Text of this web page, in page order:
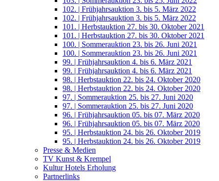
102. | Frühjahrsauktion 3. bis 5. März 2022
102. | Frühjahrsauktion 3. bis 5. März 2022
101. | Herbstauktion 27. bis 30. Oktober 2021
101. | Herbstauktion 27. bis 30. Oktober 2021
100. | Sommerauktion 23. bis 26. Juni 2021
100. | Sommerauktion 23. bis 26. Juni 2021
99. | Frühjahrsauktion 4. bis 6. März 2021
99. | Frühjahrsauktion 4. bis 6. März 2021
98. | Herbstauktion 22. bis 24. Oktober 2020
98. | Herbstauktion 22. bis 24. Oktober 2020
97. | Sommerauktion 25. bis 27. Juni 2020
97. | Sommerauktion 25. bis 27. Juni 2020
96. | Frühjahrsauktion 05. bis 07. März 2020
96. | Frühjahrsauktion 05. bis 07. März 2020
95. | Herbstauktion 24. bis 26. Oktober 2019
95. | Herbstauktion 24. bis 26. Oktober 2019
Presse & Medien
TV Kunst & Krempel
Kultur Hotels Erholung
Partnerlinks